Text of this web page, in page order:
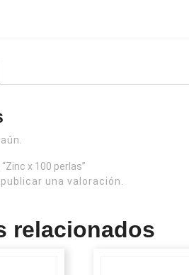
x 100 perlas”
una valoración.
relacionados